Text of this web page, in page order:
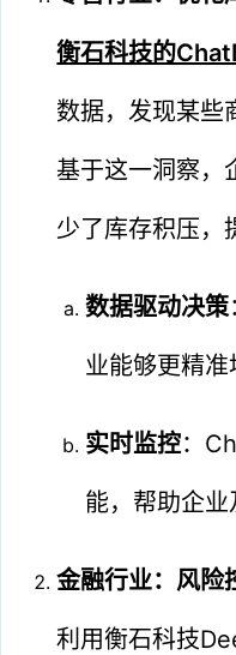
衡石科技的
数据，发现某些
基于这一洞察，
少了库存积压，
数据驱动决策
业能够更精准
实时监控：
能，帮助企业
金融行业：风险
利用衡石科技